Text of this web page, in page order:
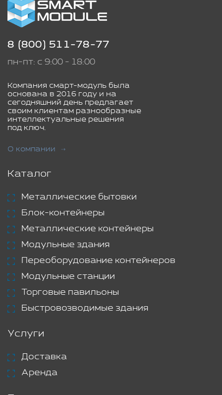
8 (800) 511-78-77
пн-пт: с 9:00 - 18:00
Компания смарт-модуль была
основана в 2016 году и на
сегодняшний день предлагает
своим клиентам разнообразные
интеллектуальные решения
под ключ.
О компании
Каталог
Металлические бытовки
Блок-контейнеры
Металлические контейнеры
Модульные здания
Переоборудование контейнеров
Модульные станции
Торговые павильоны
Быстровозводимые здания
Услуги
Доставка
Аренда